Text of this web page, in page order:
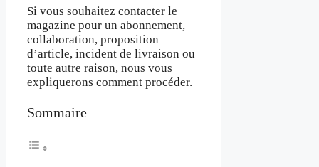
Si vous souhaitez contacter le
magazine pour un abonnement,
collaboration, proposition
d’article, incident de livraison ou
toute autre raison, nous vous
expliquerons comment procéder.
Sommaire